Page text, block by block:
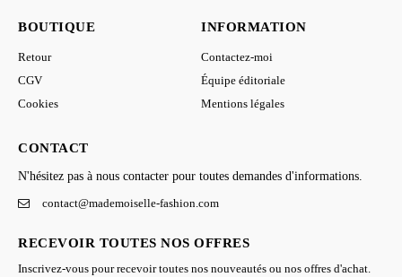
BOUTIQUE
Retour
CGV
Cookies
INFORMATION
Contactez-moi
Équipe éditoriale
Mentions légales
CONTACT
N'hésitez pas à nous contacter pour toutes demandes d'informations.
contact@mademoiselle-fashion.com
RECEVOIR TOUTES NOS OFFRES
Inscrivez-vous pour recevoir toutes nos nouveautés ou nos offres d'achat.